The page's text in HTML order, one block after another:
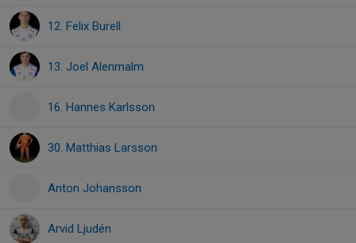
12. Felix Burell
13. Joel Alenmalm
16. Hannes Karlsson
30. Matthias Larsson
Anton Johansson
Arvid Ljudén